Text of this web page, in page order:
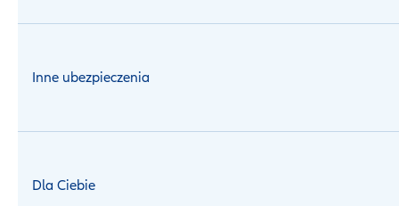
Inne ubezpieczenia
Dla Ciebie